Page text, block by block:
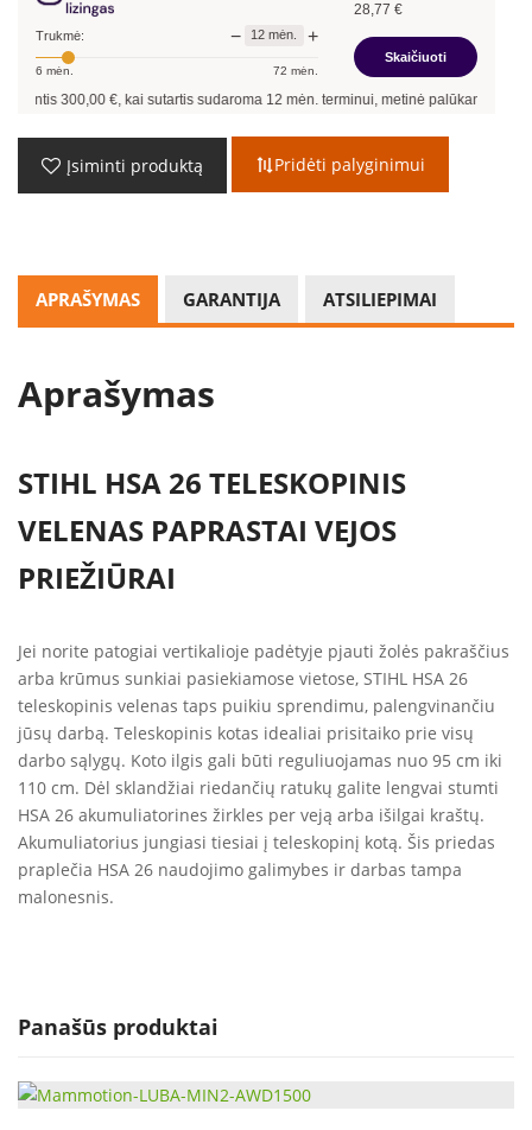
Trukmė: − 12 mėn. +
6 mėn. 72 mėn.
28,77 €
Skaičiuoti
300,00€, kai sutartis sudaroma12mėn. terminui, metinė palūkanų norma –
Įsiminti produktą Pridėti palyginimui
APRAŠYMAS GARANTIJA ATSILIEPIMAI
Aprašymas
STIHL HSA 26 TELESKOPINIS
VELENAS PAPRASTAI VEJOS
PRIEŽIŪRAI
Jei norite patogiai vertikalioje padėtyje pjauti žolės pakraščius
arba krūmus sunkiai pasiekiamose vietose, STIHL HSA 26
teleskopinis velenas taps puikiu sprendimu, palengvinančiu
jūsų darbą. Teleskopinis kotas idealiai prisitaiko prie visų
darbo sąlygų. Koto ilgis gali būti reguliuojamas nuo 95 cm iki
110 cm. Dėl sklandžiai riedančių ratukų galite lengvai stumti
HSA 26 akumuliatorines žirkles per veją arba išilgai kraštų.
Akumuliatorius jungiasi tiesiai į teleskopinį kotą. Šis priedas
praplečia HSA 26 naudojimo galimybes ir darbas tampa
malonesnis.
Panašūs produktai